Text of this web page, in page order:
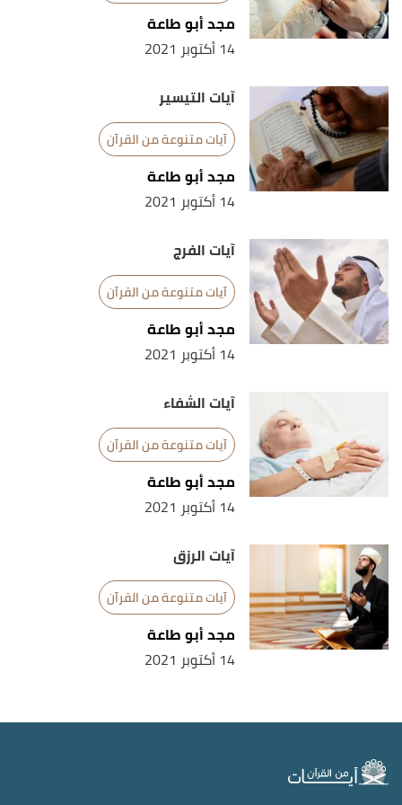
↑سورة فاطر، آية:34
↑سورة قريش، آية:1-4
↑سورة الفاتحة، آية:1-7
↑سورة البقرة، آية:255
↑سورة طه، آية:25-28
↑سورة الأنعام، آية:125
↑سورة يونس، آية:57
مجد أبو طاعة
14 أكتوبر 2021
آيات التيسير
آيات متنوعة من القرآن
مجد أبو طاعة
14 أكتوبر 2021
آيات الفرج
آيات متنوعة من القرآن
مجد أبو طاعة
14 أكتوبر 2021
آيات الشفاء
آيات متنوعة من القرآن
مجد أبو طاعة
14 أكتوبر 2021
آيات الرزق
آيات متنوعة من القرآن
مجد أبو طاعة
14 أكتوبر 2021